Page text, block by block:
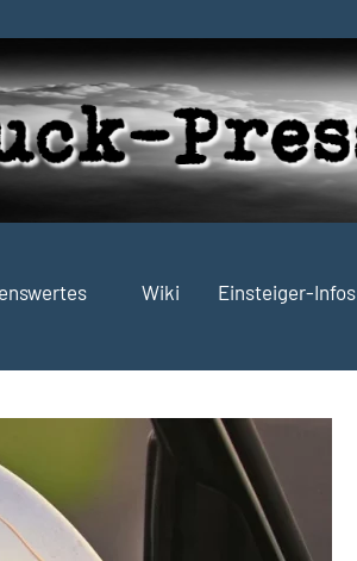
Wiki Einsteiger-Infos